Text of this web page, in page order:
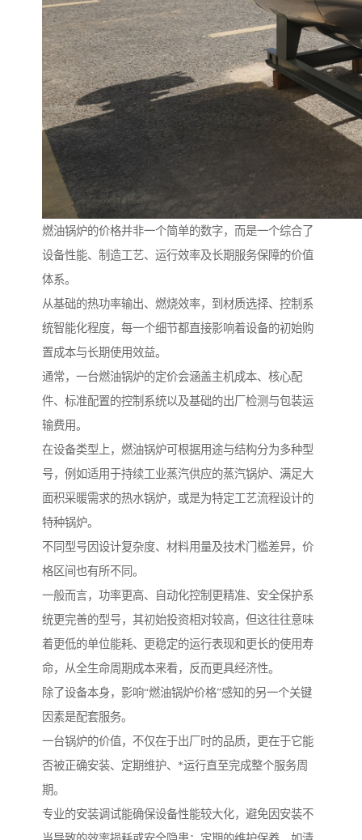
燃油锅炉的价格并非一个简单的数字，而是一个综合了
设备性能、制造工艺、运行效率及长期服务保障的价值
体系。
从基础的热功率输出、燃烧效率，到材质选择、控制系
统智能化程度，每一个细节都直接影响着设备的初始购
置成本与长期使用效益。
通常，一台燃油锅炉的定价会涵盖主机成本、核心配
件、标准配置的控制系统以及基础的出厂检测与包装运
输费用。
在设备类型上，燃油锅炉可根据用途与结构分为多种型
号，例如适用于持续工业蒸汽供应的蒸汽锅炉、满足大
面积采暖需求的热水锅炉，或是为特定工艺流程设计的
特种锅炉。
不同型号因设计复杂度、材料用量及技术门槛差异，价
格区间也有所不同。
一般而言，功率更高、自动化控制更精准、安全保护系
统更完善的型号，其初始投资相对较高，但这往往意味
着更低的单位能耗、更稳定的运行表现和更长的使用寿
命，从全生命周期成本来看，反而更具经济性。
除了设备本身，影响“燃油锅炉价格”感知的另一个关键
因素是配套服务。
一台锅炉的价值，不仅在于出厂时的品质，更在于它能
否被正确安装、定期维护、*运行直至完成整个服务周
期。
专业的安装调试能确保设备性能较大化，避免因安装不